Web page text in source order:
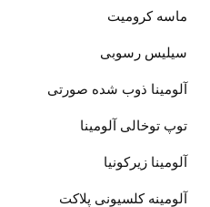
ماسه کرومیت
سیلیس رسوبی
آلومینا ذوب شده صورتی
توپ توخالی آلومینا
آلومینا زیرکونیا
آلومینه کلسیونی پلاکت